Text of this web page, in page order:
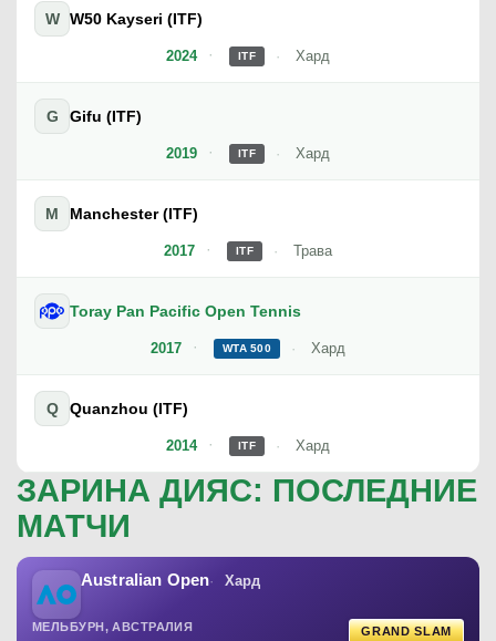
2024
W W50 Kayseri (ITF)
ITF Хард
2019
G Gifu (ITF)
ITF Хард
2017
M Manchester (ITF)
ITF Трава
2017
Toray Pan Pacific Open Tennis
WTA 500 Хард
2014
Q Quanzhou (ITF)
ITF Хард
ЗАРИНА ДИЯС: ПОСЛЕДНИЕ
МАТЧИ
Australian Open Хард
МЕЛЬБУРН, АВСТРАЛИЯ GRAND SLAM